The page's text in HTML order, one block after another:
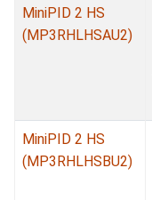
MiniPID 2 HS
(MP3RHLHSAU2)
MiniPID 2 HS
(MP3RHLHSBU2)